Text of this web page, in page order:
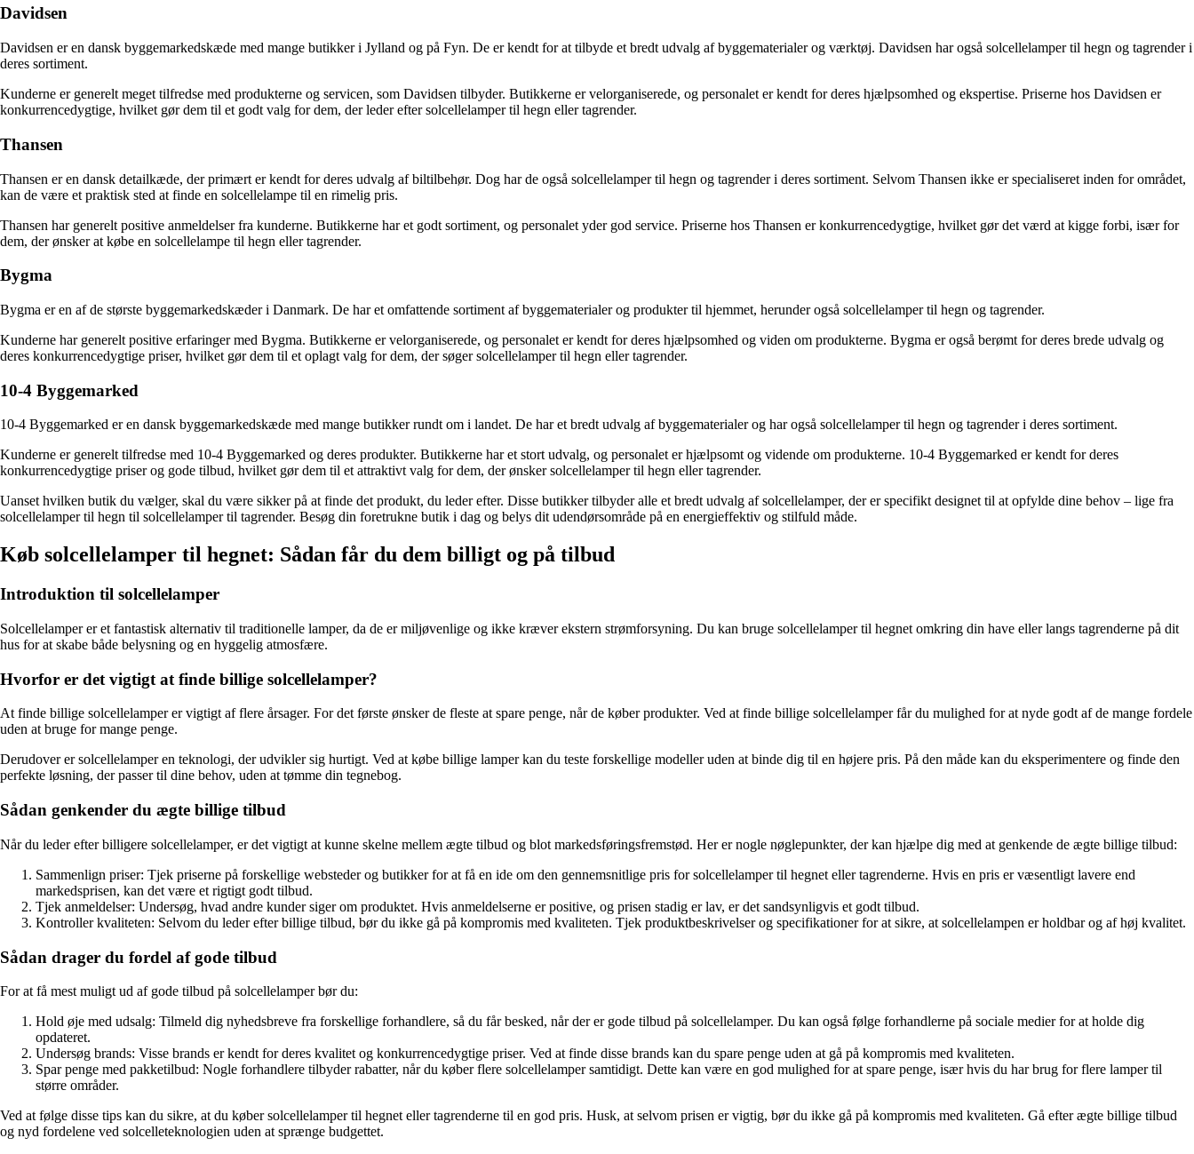
Davidsen
Davidsen er en dansk byggemarkedskæde med mange butikker i Jylland og på Fyn. De er kendt for at tilbyde et bredt udvalg af byggematerialer og værktøj. Davidsen har også solcellelamper til hegn og tagrender i
deres sortiment.
Kunderne er generelt meget tilfredse med produkterne og servicen, som Davidsen tilbyder. Butikkerne er velorganiserede, og personalet er kendt for deres hjælpsomhed og ekspertise. Priserne hos Davidsen er
konkurrencedygtige, hvilket gør dem til et godt valg for dem, der leder efter solcellelamper til hegn eller tagrender.
Thansen
Thansen er en dansk detailkæde, der primært er kendt for deres udvalg af biltilbehør. Dog har de også solcellelamper til hegn og tagrender i deres sortiment. Selvom Thansen ikke er specialiseret inden for området,
kan de være et praktisk sted at finde en solcellelampe til en rimelig pris.
Thansen har generelt positive anmeldelser fra kunderne. Butikkerne har et godt sortiment, og personalet yder god service. Priserne hos Thansen er konkurrencedygtige, hvilket gør det værd at kigge forbi, især for
dem, der ønsker at købe en solcellelampe til hegn eller tagrender.
Bygma
Bygma er en af de største byggemarkedskæder i Danmark. De har et omfattende sortiment af byggematerialer og produkter til hjemmet, herunder også solcellelamper til hegn og tagrender.
Kunderne har generelt positive erfaringer med Bygma. Butikkerne er velorganiserede, og personalet er kendt for deres hjælpsomhed og viden om produkterne. Bygma er også berømt for deres brede udvalg og
deres konkurrencedygtige priser, hvilket gør dem til et oplagt valg for dem, der søger solcellelamper til hegn eller tagrender.
10-4 Byggemarked
10-4 Byggemarked er en dansk byggemarkedskæde med mange butikker rundt om i landet. De har et bredt udvalg af byggematerialer og har også solcellelamper til hegn og tagrender i deres sortiment.
Kunderne er generelt tilfredse med 10-4 Byggemarked og deres produkter. Butikkerne har et stort udvalg, og personalet er hjælpsomt og vidende om produkterne. 10-4 Byggemarked er kendt for deres
konkurrencedygtige priser og gode tilbud, hvilket gør dem til et attraktivt valg for dem, der ønsker solcellelamper til hegn eller tagrender.
Uanset hvilken butik du vælger, skal du være sikker på at finde det produkt, du leder efter. Disse butikker tilbyder alle et bredt udvalg af solcellelamper, der er specifikt designet til at opfylde dine behov – lige fra
solcellelamper til hegn til solcellelamper til tagrender. Besøg din foretrukne butik i dag og belys dit udendørsområde på en energieffektiv og stilfuld måde.
Køb solcellelamper til hegnet: Sådan får du dem billigt og på tilbud
Introduktion til solcellelamper
Solcellelamper er et fantastisk alternativ til traditionelle lamper, da de er miljøvenlige og ikke kræver ekstern strømforsyning. Du kan bruge solcellelamper til hegnet omkring din have eller langs tagrenderne på dit
hus for at skabe både belysning og en hyggelig atmosfære.
Hvorfor er det vigtigt at finde billige solcellelamper?
At finde billige solcellelamper er vigtigt af flere årsager. For det første ønsker de fleste at spare penge, når de køber produkter. Ved at finde billige solcellelamper får du mulighed for at nyde godt af de mange fordele
uden at bruge for mange penge.
Derudover er solcellelamper en teknologi, der udvikler sig hurtigt. Ved at købe billige lamper kan du teste forskellige modeller uden at binde dig til en højere pris. På den måde kan du eksperimentere og finde den
perfekte løsning, der passer til dine behov, uden at tømme din tegnebog.
Sådan genkender du ægte billige tilbud
Når du leder efter billigere solcellelamper, er det vigtigt at kunne skelne mellem ægte tilbud og blot markedsføringsfremstød. Her er nogle nøglepunkter, der kan hjælpe dig med at genkende de ægte billige tilbud:
Sammenlign priser: Tjek priserne på forskellige websteder og butikker for at få en ide om den gennemsnitlige pris for solcellelamper til hegnet eller tagrenderne. Hvis en pris er væsentligt lavere end
markedsprisen, kan det være et rigtigt godt tilbud.
Tjek anmeldelser: Undersøg, hvad andre kunder siger om produktet. Hvis anmeldelserne er positive, og prisen stadig er lav, er det sandsynligvis et godt tilbud.
Kontroller kvaliteten: Selvom du leder efter billige tilbud, bør du ikke gå på kompromis med kvaliteten. Tjek produktbeskrivelser og specifikationer for at sikre, at solcellelampen er holdbar og af høj kvalitet.
Sådan drager du fordel af gode tilbud
For at få mest muligt ud af gode tilbud på solcellelamper bør du:
Hold øje med udsalg: Tilmeld dig nyhedsbreve fra forskellige forhandlere, så du får besked, når der er gode tilbud på solcellelamper. Du kan også følge forhandlerne på sociale medier for at holde dig
opdateret.
Undersøg brands: Visse brands er kendt for deres kvalitet og konkurrencedygtige priser. Ved at finde disse brands kan du spare penge uden at gå på kompromis med kvaliteten.
Spar penge med pakketilbud: Nogle forhandlere tilbyder rabatter, når du køber flere solcellelamper samtidigt. Dette kan være en god mulighed for at spare penge, især hvis du har brug for flere lamper til
større områder.
Ved at følge disse tips kan du sikre, at du køber solcellelamper til hegnet eller tagrenderne til en god pris. Husk, at selvom prisen er vigtig, bør du ikke gå på kompromis med kvaliteten. Gå efter ægte billige tilbud
og nyd fordelene ved solcelleteknologien uden at sprænge budgettet.